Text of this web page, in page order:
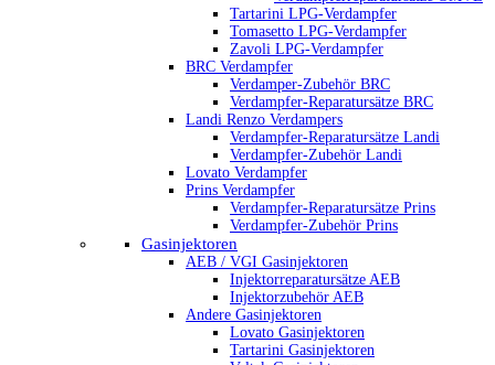
Tartarini LPG-Verdampfer
Tomasetto LPG-Verdampfer
Zavoli LPG-Verdampfer
BRC Verdampfer
Verdamper-Zubehör BRC
Verdampfer-Reparatursätze BRC
Landi Renzo Verdampers
Verdampfer-Reparatursätze Landi
Verdampfer-Zubehör Landi
Lovato Verdampfer
Prins Verdampfer
Verdampfer-Reparatursätze Prins
Verdampfer-Zubehör Prins
Gasinjektoren
AEB / VGI Gasinjektoren
Injektorreparatursätze AEB
Injektorzubehör AEB
Andere Gasinjektoren
Lovato Gasinjektoren
Tartarini Gasinjektoren